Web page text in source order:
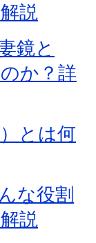
説
鏡と
か？詳
とは何
な役割
説